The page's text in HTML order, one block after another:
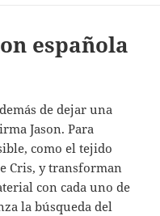
española
de dejar una
Jason. Para
como el tejido
Cris, y transforman
con cada uno de
la búsqueda del